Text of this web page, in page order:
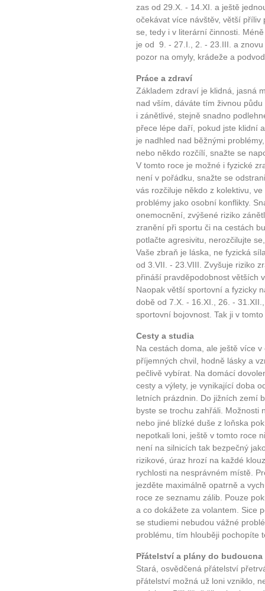
10 tipů
...
Máte pocit, že jste unaveni
Jak mít více energie
Jak vnést do života
Jak být šťastnější
zas od 29.X. - 14.XI. a ještě
očekávat více návštěv, větší
se, tedy i v literární činnosti.
je od 9. - 27.I., 2. - 23.III. a
pozor na omyly, krádeže a
Práce a zdraví
Základem zdraví je klidná, jasná
nad vším, dáváte tím živnou
i zánětlivé, stejně snadno
přece lépe daří, pokud jste klidní
je nadhled nad běžnými
nebo někdo rozčílí, snažte se
V tomto roce je možné i fyzické
není v pořádku, snažte se
vás rozčiluje někdo z kolektivu,
problémy jako osobní konflikty.
onemocnění, zvýšené riziko
zranění při sportu či na cestách
potlačte agresivitu, nerozčilujte
Vaše zbraň je láska, ne fyzická
od 3.VII. - 23.VIII. Zvyšuje riziko
přináší pravděpodobnost větších
Naopak větší sportovní a fyzicky
době od 7.X. - 16.XI., 26. -
sportovní bojovnost. Tak ji v
Cesty a studia
Na cestách doma, ale ještě více
příjemných chvil, hodně lásky a
pečlivě vybírat. Na domácí
cesty a výlety, je vynikající doba
letních prázdnin. Do jižních zemí
byste se trochu zahřáli. Možnosti
nebo jiné blízké duše z loňska
nepotkali loni, ještě v tomto roce
není na silnicích tak bezpečný
rizikové, úraz hrozí na každé
rychlosti na nesprávném místě.
jezděte maximálně opatrně a
roce ze seznamu zálib. Pouze
a co dokážete za volantem. Sice
se studiemi nebudou vážné
problému, tím hlouběji pochopíte
Přátelství a plány do budoucna
Stará, osvědčená přátelství
přátelství možná už loni vzniklo,